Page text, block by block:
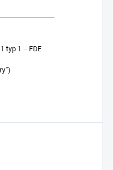
typ 1 – FDE